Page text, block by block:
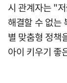
시 관계자는 "
해결할 수 없는
별 맞춤형 정책
아이 키우기 좋